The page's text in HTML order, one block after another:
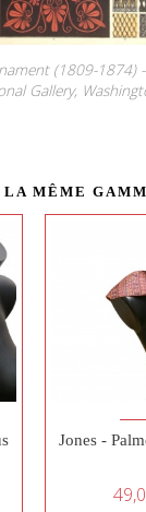
(1809-1874)
Gallery,
LA MÊME
Jones -